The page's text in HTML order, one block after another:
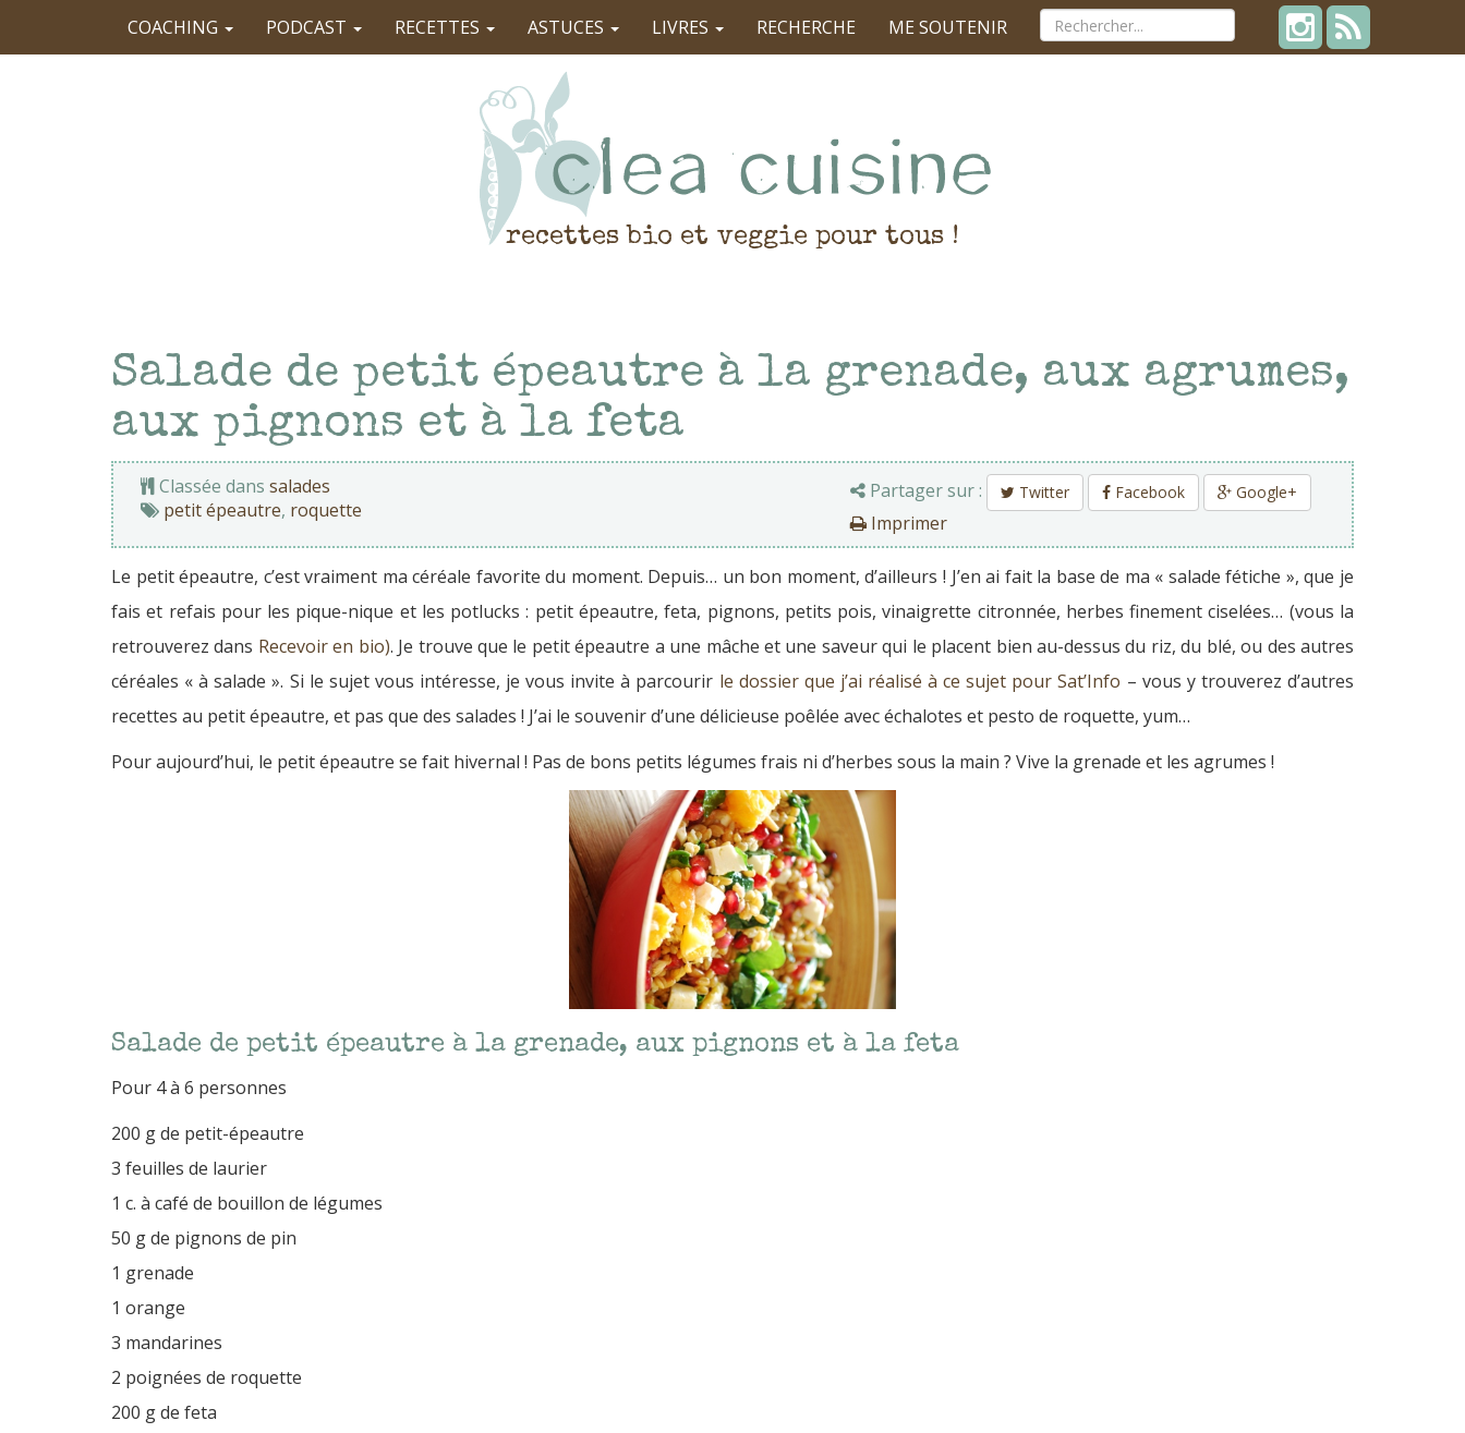
COACHING PODCAST RECETTES ASTUCES LIVRES RECHERCHE ME SOUTENIR
recettes bio et veggie pour tous !
Salade de petit épeautre à la grenade, aux agrumes,
aux pignons et à la feta
Classée dans salades
petit épeautre, roquette
Partager sur : Twitter Facebook Google+
Imprimer
Le petit épeautre, c’est vraiment ma céréale favorite du moment. Depuis… un bon moment, d’ailleurs ! J’en ai fait la base de ma « salade fétiche », que je
fais et refais pour les pique-nique et les potlucks : petit épeautre, feta, pignons, petits pois, vinaigrette citronnée, herbes finement ciselées… (vous la
retrouverez dans Recevoir en bio). Je trouve que le petit épeautre a une mâche et une saveur qui le placent bien au-dessus du riz, du blé, ou des autres
céréales « à salade ». Si le sujet vous intéresse, je vous invite à parcourir le dossier que j’ai réalisé à ce sujet pour Sat’Info – vous y trouverez d’autres
recettes au petit épeautre, et pas que des salades ! J’ai le souvenir d’une délicieuse poêlée avec échalotes et pesto de roquette, yum…
Pour aujourd’hui, le petit épeautre se fait hivernal ! Pas de bons petits légumes frais ni d’herbes sous la main ? Vive la grenade et les agrumes !
Salade de petit épeautre à la grenade, aux pignons et à la feta
Pour 4 à 6 personnes
200 g de petit-épeautre
3 feuilles de laurier
1 c. à café de bouillon de légumes
50 g de pignons de pin
1 grenade
1 orange
3 mandarines
2 poignées de roquette
200 g de feta